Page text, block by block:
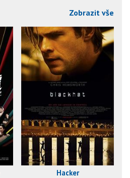
Zobrazit vše
Hacker